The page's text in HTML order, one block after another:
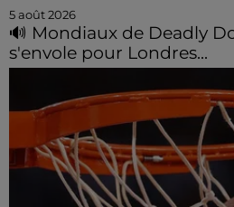
5 août 2026
🔊 Mondiaux de Deadly
s'envole pour Londres...